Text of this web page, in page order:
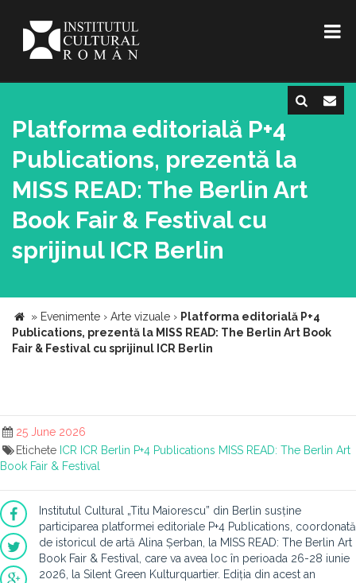
Platforma editorială P+4
Publications, prezentă la
MISS READ: The Berlin Art
Book Fair & Festival cu
sprijinul ICR Berlin
» Evenimente › Arte vizuale › Platforma editorială P+4
Publications, prezentă la MISS READ: The Berlin Art Book
Fair & Festival cu sprijinul ICR Berlin
25 June 2026
Etichete ICR ICR Berlin P+4 Publications MISS READ: The Berlin Art
Book Fair & Festival
Institutul Cultural „Titu Maiorescu” din Berlin susține
participarea platformei editoriale P+4 Publications, coordonată
de istoricul de artă Alina Șerban, la MISS READ: The Berlin Art
Book Fair & Festival, care va avea loc în perioada 26-28 iunie
2026, la Silent Green Kulturquartier. Ediția din acest an